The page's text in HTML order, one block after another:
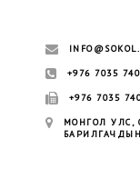
+976 7035
+976 7035
МОНГОЛ УЛС,